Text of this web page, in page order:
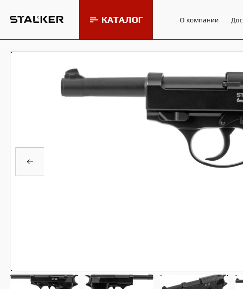
КАТАЛОГ О компании
Мишени и минитиры Stalker МИШЕНИ